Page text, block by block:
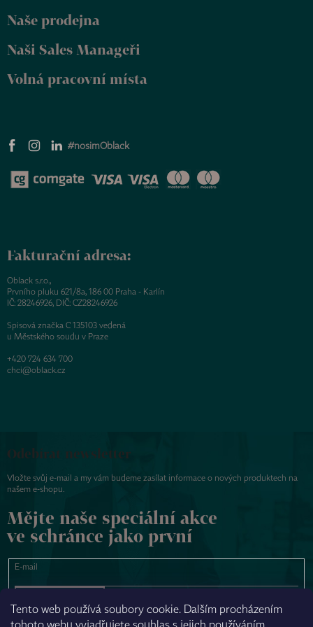
Tento web používá soubory cookie. Dalším procházením
Naše prodejna
Naši Sales Manageři
Volná pracovní místa
#nosimOblack
Fakturační adresa:
Oblack s.r.o.,
Prvního pluku 621/8a, 186 00 Praha - Karlín
IČ: 28246926, DIČ: CZ28246926
Spisová značka C 135103 vedená
u Městského soudu v Praze
+420 724 634 700
chci@oblack.cz
Odebírat newsletter
Vložte svůj e-mail a my vám budeme zasílat informace o nových produktech na
našem e-shopu.
Mějte naše speciální akce
ve schránce jako první
E-mail